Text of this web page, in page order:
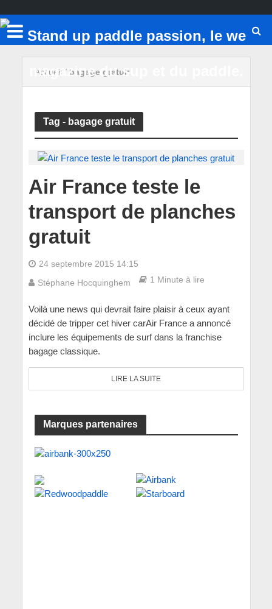
Accueil/ bagage gratuit
Tag - bagage gratuit
Air France teste le
transport de planches
gratuit
24 septembre 2015 14:15
Stéphane Hocquinghem
1 Minute à lire
Voilà une news qui devrait faire plaisir à ceux ayant
décidé de tripper cet hiver carAir France a annoncé
inclure les équipements de surf dans la franchise
bagage classique.
LIRE LA SUITE
Marques partenaires